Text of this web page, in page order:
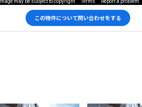
Image may be subject to copyright Terms Report a problem
この物件について問い合わせをする